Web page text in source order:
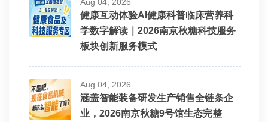
健康互动体验AI健康科普临床营养科
学数字解读｜2026南京秋糖科技服务
板块创新服务模式
Aug 04, 2026
涵盖智能装备研发生产销售全链条企
业，2026南京秋糖9号馆生态完整